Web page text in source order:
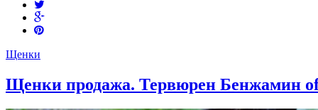
Щенки
Щенки продажа. Тервюрен Бенжамин